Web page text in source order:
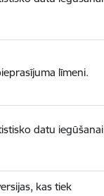
līmeni.
datu iegūšanai
kas tiek